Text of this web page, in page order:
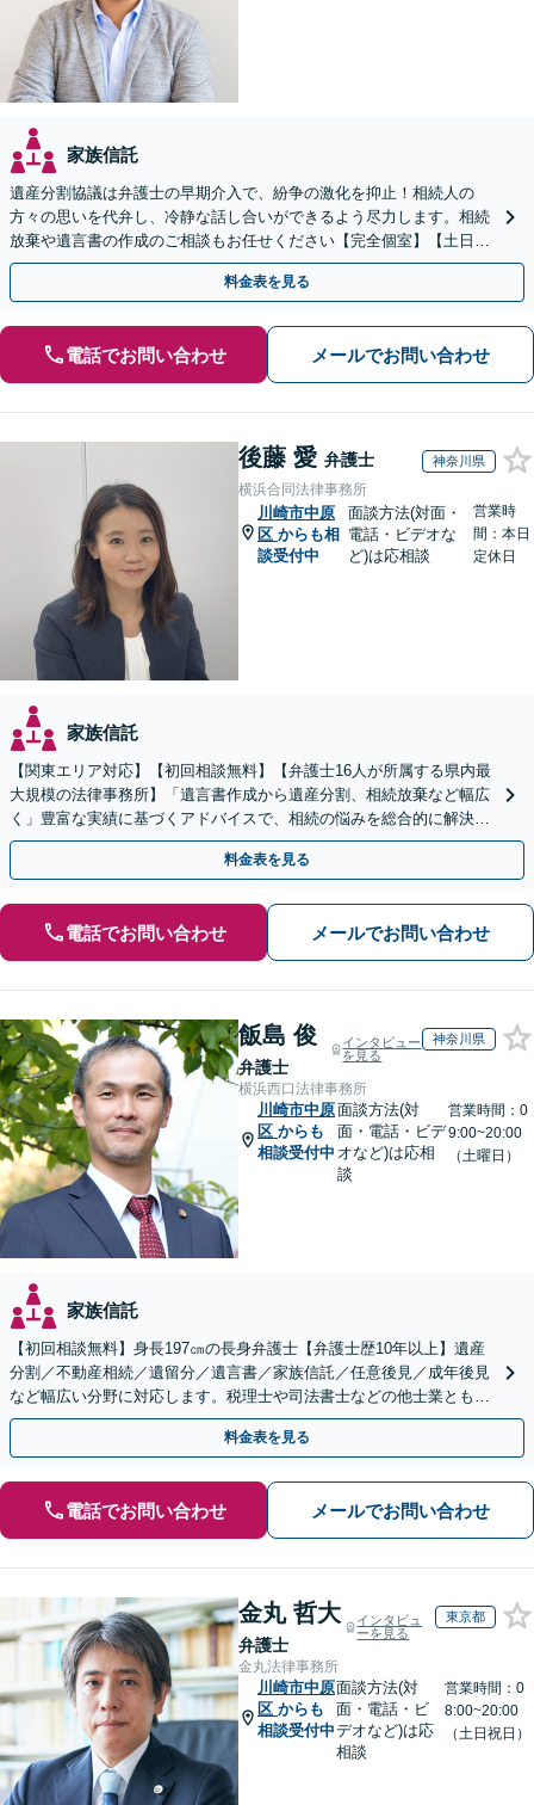
家族信託
遺産分割協議は弁護士の早期介入で、紛争の激化を抑止！相続人の
方々の思いを代弁し、冷静な話し合いができるよう尽力します。相続
放棄や遺言書の作成のご相談もお任せください【完全個室】【土日祝
日面談可】
料金表を見る
電話でお問い合わせ メールでお問い合わせ
後藤 愛 弁護士 神奈川県
横浜合同法律事務所
川崎市中原
区 からも相
談受付中
面談方法(対面・
電話・ビデオな
ど)は応相談
営業時
間：本日
定休日
家族信託
【関東エリア対応】【初回相談無料】【弁護士16人が所属する県内最
大規模の法律事務所】「遺言書作成から遺産分割、相続放棄など幅広
く」豊富な実績に基づくアドバイスで、相続の悩みを総合的に解決へ
導く「相続登記義務化に対応」【WEB面談対応】
料金表を見る
電話でお問い合わせ メールでお問い合わせ
飯島 俊
弁護士
インタビュー
を見る
神奈川県
横浜西口法律事務所
川崎市中原
区 からも
相談受付中
面談方法(対
面・電話・ビデ
オなど)は応相
談
営業時間：0
9:00~20:00
（土曜日）
家族信託
【初回相談無料】身長197㎝の長身弁護士【弁護士歴10年以上】遺産
分割／不動産相続／遺留分／遺言書／家族信託／任意後見／成年後見
など幅広い分野に対応します。税理士や司法書士などの他士業とも連
携【出張相談】【夜間・休日面談】【横浜駅7分】
料金表を見る
電話でお問い合わせ メールでお問い合わせ
金丸 哲大
弁護士
インタビュ
ーを見る
東京都
金丸法律事務所
川崎市中原
区 からも
相談受付中
面談方法(対
面・電話・ビ
デオなど)は応
相談
営業時間：0
8:00~20:00
（土日祝日）